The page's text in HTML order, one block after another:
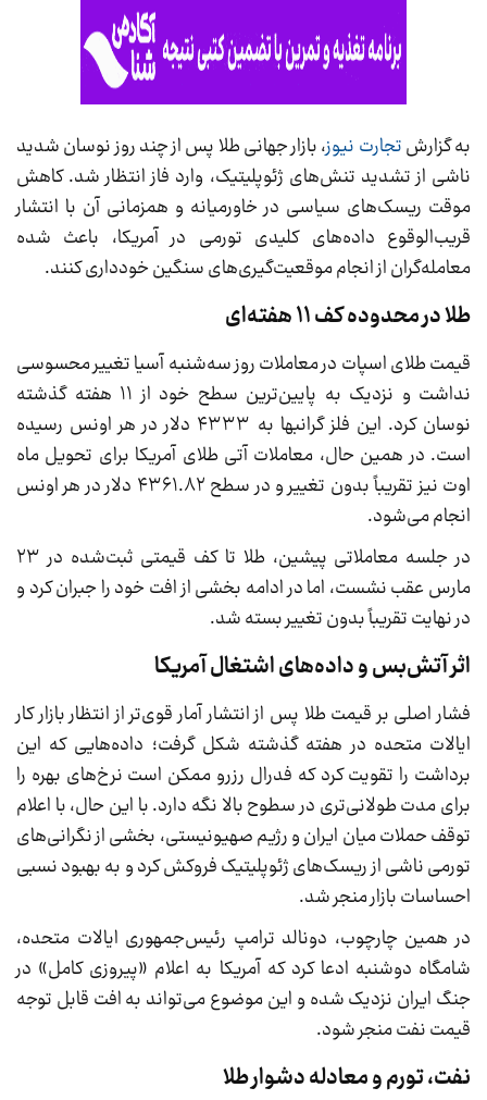
به گزارشتجارت نیوز، بازار جهانی طلا پس از چند روز نوسان شدید
ناشی از تشدید تنش‌های ژئوپلیتیک، وارد فاز انتظار شد. کاهش
موقت ریسک‌های سیاسی در خاورمیانه و همزمانی آن با انتشار
قریب‌الوقوع داده‌های کلیدی تورمی در آمریکا، باعث شده
معامله‌گران از انجام موقعیت‌گیری‌های سنگین خودداری کنند.
طلا در محدوده کف ۱۱ هفته‌ای
قیمت طلای اسپات در معاملات روز سه‌شنبه آسیا تغییر محسوسی
نداشت و نزدیک به پایین‌ترین سطح خود از ۱۱ هفته گذشته
نوسان کرد. این فلز گرانبها به ۴۳۳۳ دلار در هر اونس رسیده
است. در همین حال، معاملات آتی طلای آمریکا برای تحویل ماه
اوت نیز تقریباً بدون تغییر و در سطح ۴۳۶۱.۸۲ دلار در هر اونس
انجام می‌شود.
در جلسه معاملاتی پیشین، طلا تا کف قیمتی ثبت‌شده در ۲۳
مارس عقب نشست، اما در ادامه بخشی از افت خود را جبران کرد و
در نهایت تقریباً بدون تغییر بسته شد.
اثر آتش‌بس و داده‌های اشتغال آمریکا
فشار اصلی بر قیمت طلا پس از انتشار آمار قوی‌تر از انتظار بازار کار
ایالات متحده در هفته گذشته شکل گرفت؛ داده‌هایی که این
برداشت را تقویت کرد که فدرال رزرو ممکن است نرخ‌های بهره را
برای مدت طولانی‌تری در سطوح بالا نگه دارد. با این حال، با اعلام
توقف حملات میان ایران و رژیم صهیونیستی، بخشی از نگرانی‌های
تورمی ناشی از ریسک‌های ژئوپلیتیک فروکش کرد و به بهبود نسبی
احساسات بازار منجر شد.
در همین چارچوب، دونالد ترامپ رئیس‌جمهوری ایالات متحده،
شامگاه دوشنبه ادعا کرد که آمریکا به اعلام «پیروزی کامل» در
جنگ ایران نزدیک شده و این موضوع می‌تواند به افت قابل توجه
قیمت نفت منجر شود.
نفت، تورم و معادله دشوار طلا